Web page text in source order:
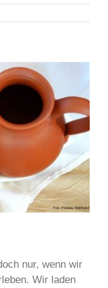
nur, wenn wir
Wir laden